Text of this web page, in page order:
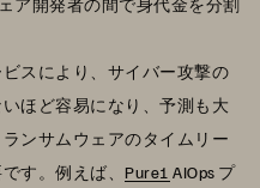
ア開発者の間で身代金を分割
スにより、サイバー攻撃の
ほど容易になり、予測も大
ンサムウェアのタイムリー
す。例えば、 Pure1 AIOps プ